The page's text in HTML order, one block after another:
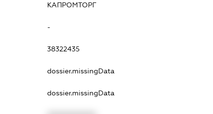
КАПРОМТОРГ
-
38322435
dossier.missingData
dossier.missingData